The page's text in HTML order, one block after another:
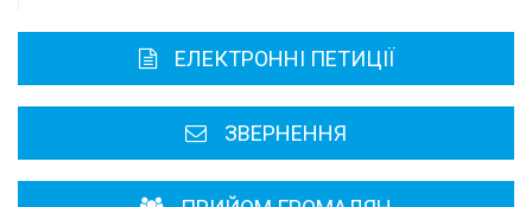
Районні, міські ради
ЕЛЕКТРОННІ ПЕТИЦІЇ
ЗВЕРНЕННЯ